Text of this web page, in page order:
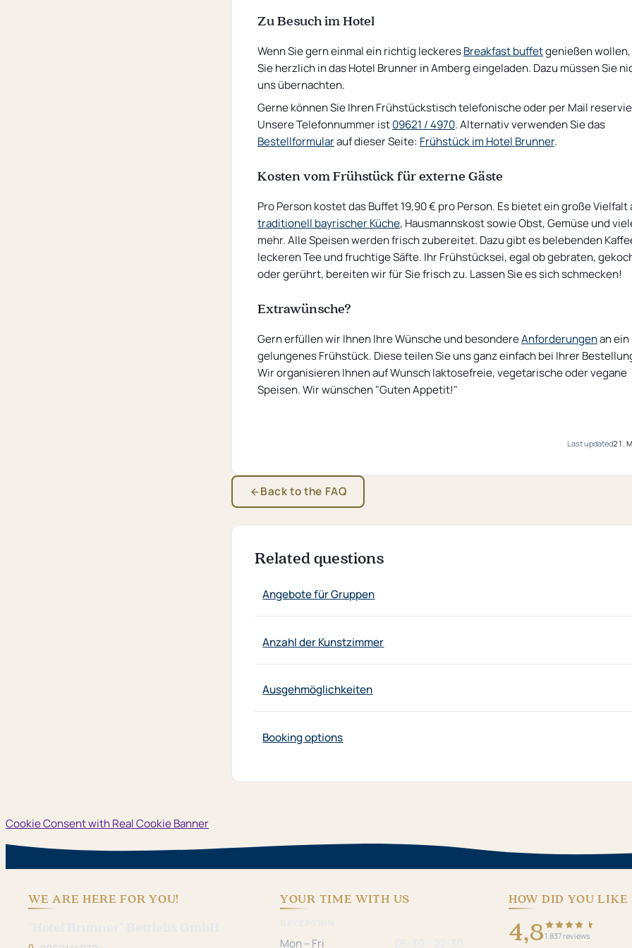
Zu Besuch im Hotel
Wenn Sie gern einmal ein richtig leckeresBreakfast buffetgenießen
Sie herzlich in das Hotel Brunner in Amberg eingeladen. Dazu müssen Sie
uns übernachten.
Gerne können Sie Ihren Frühstückstisch telefonische oder per Mail
Unsere Telefonnummer ist09621 / 4970. Alternativ verwenden Sie das
Bestellformularauf dieser Seite: Frühstück im Hotel Brunner.
Kosten vom Frühstück für externe Gäste
Pro Person kostet das Buffet 19,90 € pro Person. Es bietet ein große Vielfalt
traditionell bayrischer Küche, Hausmannskost sowie Obst, Gemüse und
mehr. Alle Speisen werden frisch zubereitet. Dazu gibt es belebenden
leckeren Tee und fruchtige Säfte. Ihr Frühstücksei, egal ob gebraten,
oder gerührt, bereiten wir für Sie frisch zu. Lassen Sie es sich schmecken!
Extrawünsche?
Gern erfüllen wir Ihnen Ihre Wünsche und besondereAnforderungenan ein
gelungenes Frühstück. Diese teilen Sie uns ganz einfach bei Ihrer
Wir organisieren Ihnen auf Wunsch laktosefreie, vegetarische oder vegane
Speisen. Wir wünschen "Guten Appetit!"
Last updated21.
Back to the FAQ
Related questions
Angebote für Gruppen
Anzahl der Kunstzimmer
Ausgehmöglichkeiten
Booking options
Cookie Consent with Real Cookie Banner
WE ARE HERE FOR YOU! YOUR TIME WITH US
Mon – Fri
HOW DID YOU LIKE
4,81.837 reviews